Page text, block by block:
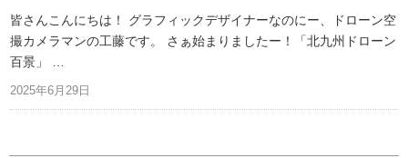
皆さんこんにちは！ グラフィックデザイナーなのにー、ドローン空
撮カメラマンの工藤です。 さぁ始まりましたー！「北九州ドローン
百景」 …
2025年6月29日